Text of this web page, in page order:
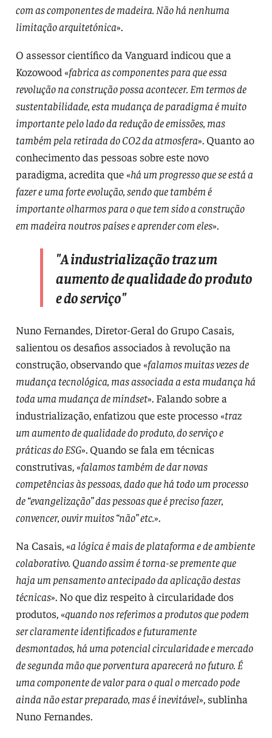
com as componentes de madeira. Não há nenhuma
limitação arquitetónica».
O assessor científico da Vanguard indicou que a
Kozowood «fabrica as componentes para que essa
revolução na construção possa acontecer. Em termos de
sustentabilidade, esta mudança de paradigma é muito
importante pelo lado da redução de emissões, mas
também pela retirada do CO2 da atmosfera». Quanto ao
conhecimento das pessoas sobre este novo
paradigma, acredita que «há um progresso que se está a
fazer e uma forte evolução, sendo que também é
importante olharmos para o que tem sido a construção
em madeira noutros países e aprender com eles».
"A industrialização traz um
aumento de qualidade do produto
e do serviço"
Nuno Fernandes, Diretor-Geral do Grupo Casais,
salientou os desafios associados à revolução na
construção, observando que «falamos muitas vezes de
mudança tecnológica, mas associada a esta mudança há
toda uma mudança de mindset». Falando sobre a
industrialização, enfatizou que este processo «traz
um aumento de qualidade do produto, do serviço e
práticas do ESG». Quando se fala em técnicas
construtivas, «falamos também de dar novas
competências às pessoas, dado que há todo um processo
de “evangelização” das pessoas que é preciso fazer,
convencer, ouvir muitos “não” etc.».
Na Casais, «a lógica é mais de plataforma e de ambiente
colaborativo. Quando assim é torna-se premente que
haja um pensamento antecipado da aplicação destas
técnicas». No que diz respeito à circularidade dos
produtos, «quando nos referimos a produtos que podem
ser claramente identificados e futuramente
desmontados, há uma potencial circularidade e mercado
de segunda mão que porventura aparecerá no futuro. É
uma componente de valor para o qual o mercado pode
ainda não estar preparado, mas é inevitável», sublinha
Nuno Fernandes.